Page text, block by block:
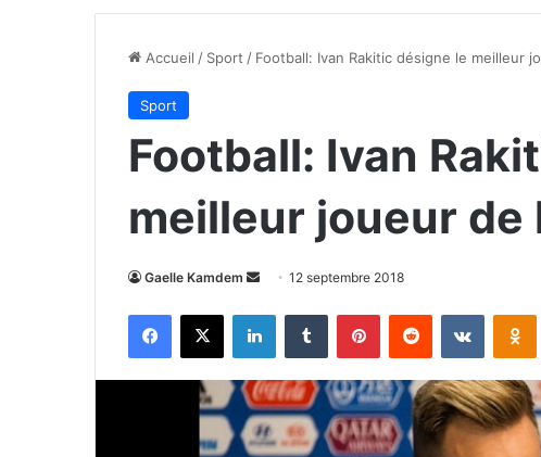
Accueil / Sport / Football: Ivan Rakitic désigne le meilleur
Sport
Football: Ivan
meilleur joueur de
Gaelle Kamdem
Envoyer
courriel
12 septembre 2018
Facebook
X LinkedinTumblr PinterestReddit